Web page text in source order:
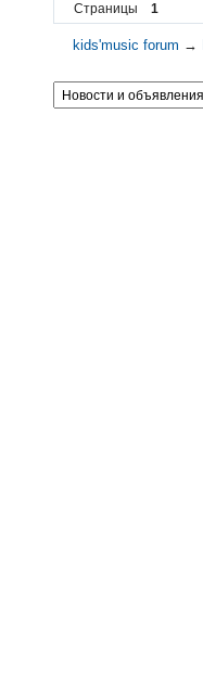
Страницы 1
kids'music forum →